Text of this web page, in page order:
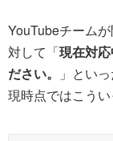
YouTubeチーム
対して「現在対
ださい。
」とい
現時点ではこうい